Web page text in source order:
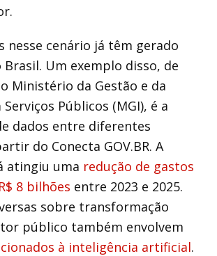
nesse cenário já têm gerado
Um exemplo disso, de
Ministério da Gestão e da
Serviços Públicos (MGI), é a
dados entre diferentes
do Conecta GOV.BR. A
atingiu uma redução de gastos
8 bilhões entre 2023 e 2025.
sobre transformação
público também envolvem
à inteligência artificial.